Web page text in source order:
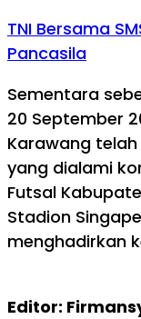
TNI Bersama
Pancasila
Sementara
20 September
Karawang
yang dialami
Futsal
Stadion
menghadirkan
Editor: